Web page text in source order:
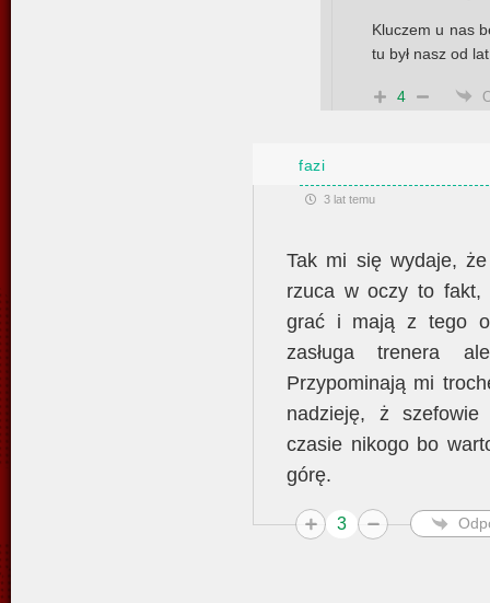
Kluczem u nas
tu był nasz od
4
fazi
3 lat temu
Tak mi się wydaje,
rzuca w oczy to fakt,
grać i mają z tego
zasługa trenera
Przypominają mi
nadzieję, ż
czasie nikogo bo
górę.
3